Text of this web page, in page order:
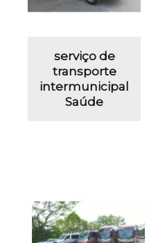
serviço de
transporte
intermunicipal
Saúde